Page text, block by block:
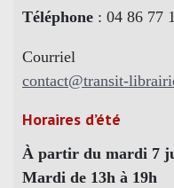
Téléphone : 04 86 77
Courriel
contact@transit-
Horaires d’été
À partir du mardi 7
Mardi de 13h à 19h